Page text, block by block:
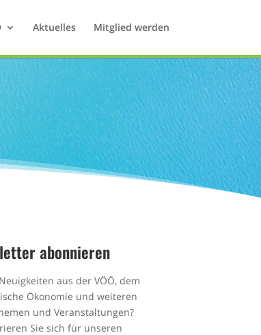
Aktuelles Mitglied werden
abonnieren
aus der VÖÖ, dem
Ökonomie und weiteren
und Veranstaltungen?
Sie sich für unseren